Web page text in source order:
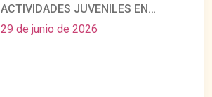
ACTIVIDADES JUVENILES EN
AGOSTO
29 de junio de 2026